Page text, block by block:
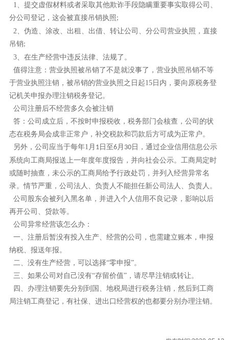
1
、提交虚假材料或者采取其他欺诈手段隐瞒重要事实取得公司、
分公司登记，这会被直接吊销执照;
2 、伪造、涂改、出租、出借、转让公司、分公司营业执照，直接
吊销;
3、在生产经营中违反法律、法规了。
值得注意：营业执照被吊销了不是就没事了，营业执照吊销不等
于营业执照注销，被吊销的营业执照之日起15日内，要向原税务登
记机关申报办理注销税务登记。
公司注册后不经营多久会被注销
答：公司成立后，不按时申报税收，税务部门会核查，公司的状
态在税务局会成非正常户，补交税款和罚款后方可成为正常户。
另外，公司应当于每年1 月 1 日至6月 30日，通过企业信用信息公示
系统向工商局报送上一年度年度报告，并向社会公示。工商局定时
或随时抽查，未公示的工商局给予行政处罚，并列入经营异常名
录。情节严重，公司法人、负责人不能担任新公司法人、负责人。
公司股东会被列入黑名单，并进入个人信用不良记录，影响以后
再开公司、贷款等。
公司异常经营该怎么办：
一、注册后暂没有投入生产、经营的公司，也需建立账本，申报
纳税、报送年报。
二、没有生产经营，可以选择“零申报”。
三、如果公司对自己没有“存留价值”，请尽早注销或转让。
四、办理注销要先分别到国、地税局进行税务注销，然后到工商
局注销工商登记，有社保、进出口经营权的也都要分别办理注销。